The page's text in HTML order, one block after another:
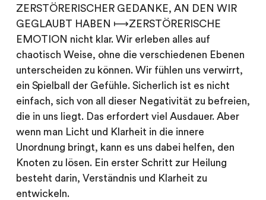
ZERSTÖRERISCHER GEDANKE, AN DEN WIR
GEGLAUBT HABEN ⟼ZERSTÖRERISCHE
EMOTION nicht klar. Wir erleben alles auf
chaotisch Weise, ohne die verschiedenen Ebenen
unterscheiden zu können. Wir fühlen uns verwirrt,
ein Spielball der Gefühle. Sicherlich ist es nicht
einfach, sich von all dieser Negativität zu befreien,
die in uns liegt. Das erfordert viel Ausdauer. Aber
wenn man Licht und Klarheit in die innere
Unordnung bringt, kann es uns dabei helfen, den
Knoten zu lösen. Ein erster Schritt zur Heilung
besteht darin, Verständnis und Klarheit zu
entwickeln.